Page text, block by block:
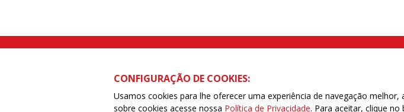
Rua Caetano Pinto nº 575 CEP 03041-000 Brás, São Paulo/SP | Telefone (11)
CONFIGURAÇÃO DE COOKIES:
Usamos cookies para lhe oferecer uma experiência de navegação
sobre cookies acesse nossa Política de Privacidade. Para aceitar, clique